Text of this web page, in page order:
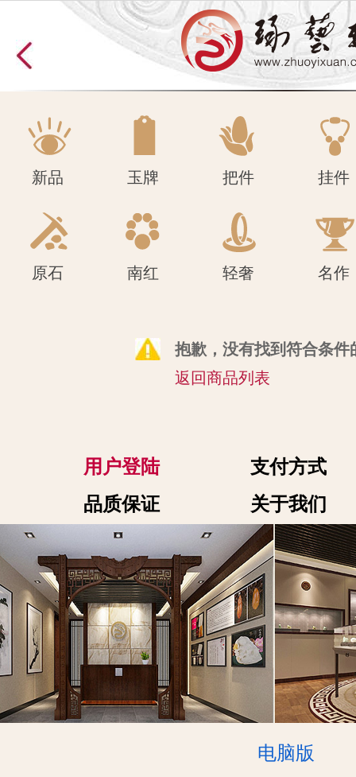
原石 南红 轻奢 名作
新品 玉牌 把件 挂件
原石 南红 轻奢 名作
抱歉，没有找到符合条件
返回商品列表
用户登陆
支付方式
品质保证
关于我们
电脑版